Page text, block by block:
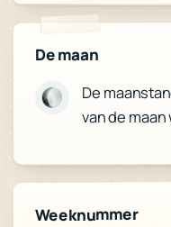
De maan
De
van de
Weeknummer